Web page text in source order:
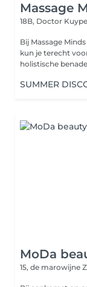
Massage
18B, Doctor
Bij Massage
kun je terecht
holistische
SUMMER
MoDa
15, de marowijne